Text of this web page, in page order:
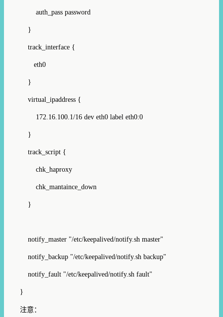
auth_pass password
}
track_interface {
eth0
}
virtual_ipaddress {
172.16.100.1/16 dev eth0 label eth0:0
}
track_script {
chk_haproxy
chk_mantaince_down
}
notify_master "/etc/keepalived/notify.sh master"
notify_backup "/etc/keepalived/notify.sh backup"
notify_fault "/etc/keepalived/notify.sh fault"
}
注意：